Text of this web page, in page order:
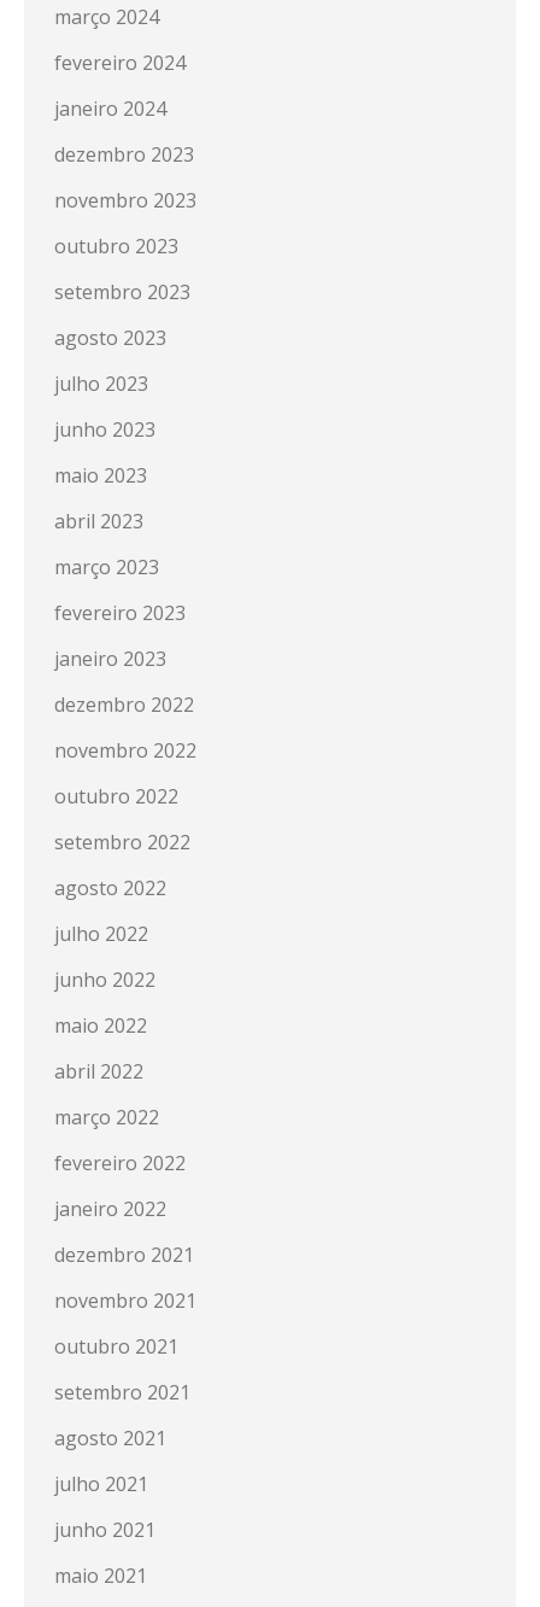
março 2024
fevereiro 2024
janeiro 2024
dezembro 2023
novembro 2023
outubro 2023
setembro 2023
agosto 2023
julho 2023
junho 2023
maio 2023
abril 2023
março 2023
fevereiro 2023
janeiro 2023
dezembro 2022
novembro 2022
outubro 2022
setembro 2022
agosto 2022
julho 2022
junho 2022
maio 2022
abril 2022
março 2022
fevereiro 2022
janeiro 2022
dezembro 2021
novembro 2021
outubro 2021
setembro 2021
agosto 2021
julho 2021
junho 2021
maio 2021